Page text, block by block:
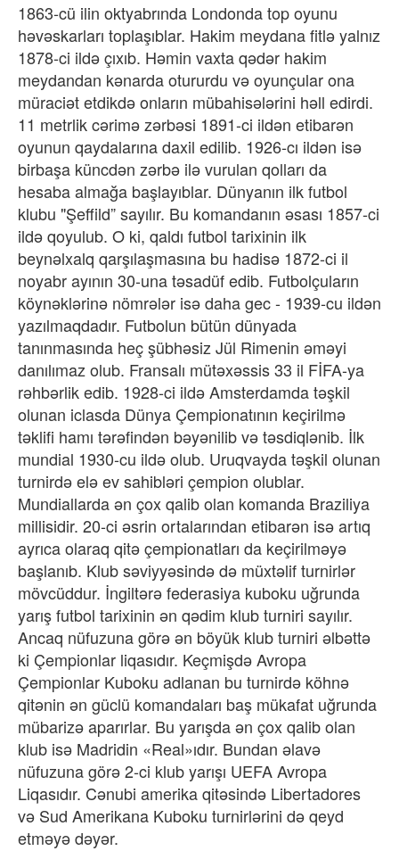
1863-cü ilin oktyabrında Londonda top oyunu
həvəskarları toplaşıblar. Hakim meydana fitlə yalnız
1878-ci ildə çıxıb. Həmin vaxta qədər hakim
meydandan kənarda otururdu və oyunçular ona
müraciət etdikdə onların mübahisələrini həll edirdi.
11 metrlik cərimə zərbəsi 1891-ci ildən etibarən
oyunun qaydalarına daxil edilib. 1926-cı ildən isə
birbaşa küncdən zərbə ilə vurulan qolları da
hesaba almağa başlayıblar. Dünyanın ilk futbol
klubu "Şeffild” sayılır. Bu komandanın əsası 1857-ci
ildə qoyulub. O ki, qaldı futbol tarixinin ilk
beynəlxalq qarşılaşmasına bu hadisə 1872-ci il
noyabr ayının 30-una təsadüf edib. Futbolçuların
köynəklərinə nömrələr isə daha gec - 1939-cu ildən
yazılmaqdadır. Futbolun bütün dünyada
tanınmasında heç şübhəsiz Jül Rimenin əməyi
danılımaz olub. Fransalı mütəxəssis 33 il FİFA-ya
rəhbərlik edib. 1928-ci ildə Amsterdamda təşkil
olunan iclasda Dünya Çempionatının keçirilmə
təklifi hamı tərəfindən bəyənilib və təsdiqlənib. İlk
mundial 1930-cu ildə olub. Uruqvayda təşkil olunan
turnirdə elə ev sahibləri çempion olublar.
Mundiallarda ən çox qalib olan komanda Braziliya
millisidir. 20-ci əsrin ortalarından etibarən isə artıq
ayrıca olaraq qitə çempionatları da keçirilməyə
başlanıb. Klub səviyyəsində də müxtəlif turnirlər
mövcüddur. İngiltərə federasiya kuboku uğrunda
yarış futbol tarixinin ən qədim klub turniri sayılır.
Ancaq nüfuzuna görə ən böyük klub turniri əlbəttə
ki Çempionlar liqasıdır. Keçmişdə Avropa
Çempionlar Kuboku adlanan bu turnirdə köhnə
qitənin ən güclü komandaları baş mükafat uğrunda
mübarizə aparırlar. Bu yarışda ən çox qalib olan
klub isə Madridin «Real»ıdır. Bundan əlavə
nüfuzuna görə 2-ci klub yarışı UEFA Avropa
Liqasıdır. Cənubi amerika qitəsində Libertadores
və Sud Amerikana Kuboku turnirlərini də qeyd
etməyə dəyər.